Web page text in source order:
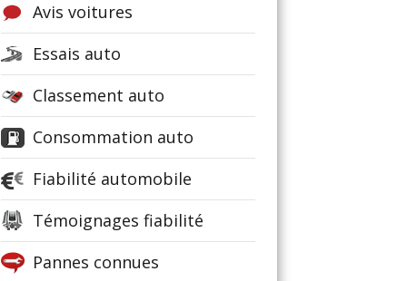
Avis voitures
Essais auto
Classement auto
Consommation auto
Fiabilité automobile
Témoignages fiabilité
Pannes connues